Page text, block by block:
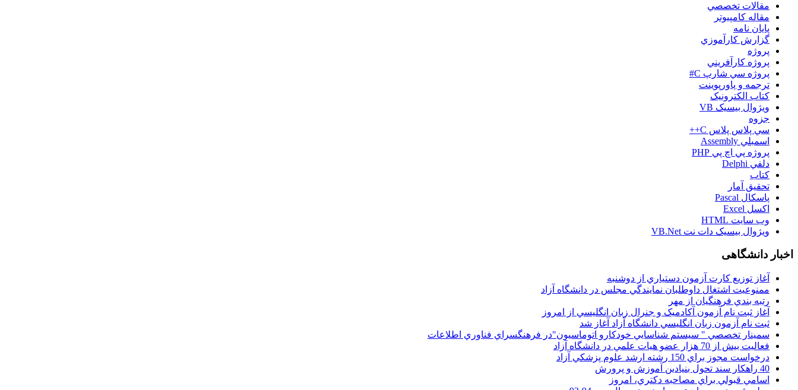
مقالات تخصصي
مقاله کامپیوتر
پایان نامه
گزارش کارآموزي
پروژه
پروژه کارآفريني
پروژه سي شارپ C#
ترجمه و پاورپوينت
کتاب الکترونيک
ويژوال بيسيک VB
جزوه
سي پلاس پلاس C++
اسمبلي Assembly
پروژه پي اچ پي PHP
دلفي Delphi
کتاب
تحقيق آمار
پاسکال Pascal
اکسل Excel
وب سايت HTML
ويژوال بيسيک دات نت VB.Net
اخبار دانشگاهی
آغاز توزيع کارت آزمون دستياري از دوشنبه
ممنوعيت اشتغال داوطلبان نمايندگي مجلس در دانشگاه آزاد
رتبه بندي فرهنگيان از مهر
آغاز ثبت نام آزمون آکادميک و جنرال زبان انگليسي از امروز
ثبت نام آزمون زبان انگليسي دانشگاه آزاد آغاز شد
سمينار تخصصي " سيستم شناسايي خودکارو اتوماسيون"در فرهنگسراي فناوري اطلاعات
فعاليت بيش از 70 هزار عضو هيات علمي در دانشگاه آزاد
درخواست مجوز براي 150 رشته ارشد علوم پزشکي آزاد
40 راهکار سند تحول بنيادين آموزش و پرورش
اسامي قبولي براي مصاحبه دکتري، امروز